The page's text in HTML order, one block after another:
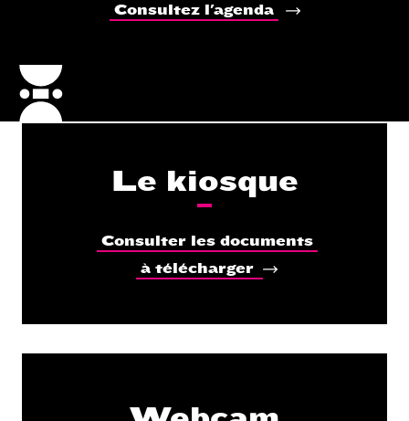
Consultez l'agenda
Le kiosque
Consulter les documents
à télécharger